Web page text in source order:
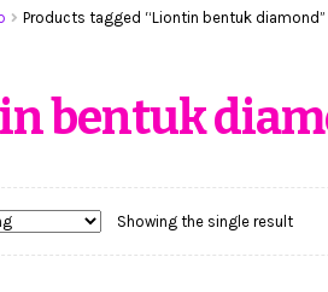
Products tagged “Liontin bentuk diamond”
bentuk
Showing the single result